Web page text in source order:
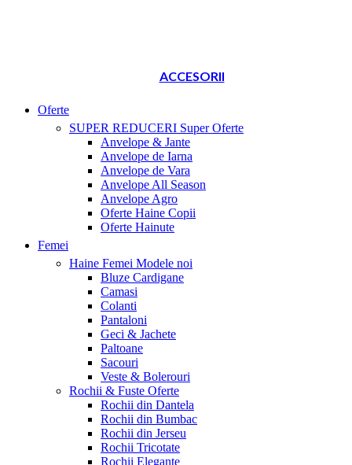
ACCESORII
Oferte
SUPER REDUCERI Super Oferte
Anvelope & Jante
Anvelope de Iarna
Anvelope de Vara
Anvelope All Season
Anvelope Agro
Oferte Haine Copii
Oferte Hainute
Femei
Haine Femei Modele noi
Bluze Cardigane
Camasi
Colanti
Pantaloni
Geci & Jachete
Paltoane
Sacouri
Veste & Bolerouri
Rochii & Fuste Oferte
Rochii din Dantela
Rochii din Bumbac
Rochii din Jerseu
Rochii Tricotate
Rochii Elegante